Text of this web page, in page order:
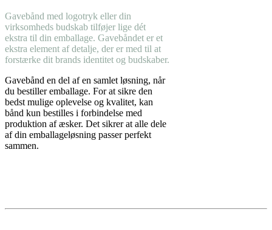
Gavebånd med logotryk eller din
virksomheds budskab tilføjer lige dét
ekstra til din emballage. Gavebåndet er et
ekstra element af detalje, der er med til at
forstærke dit brands identitet og budskaber.
Gavebånd en del af en samlet løsning, når
du bestiller emballage. For at sikre den
bedst mulige oplevelse og kvalitet, kan
bånd kun bestilles i forbindelse med
produktion af æsker. Det sikrer at alle dele
af din emballageløsning passer perfekt
sammen.